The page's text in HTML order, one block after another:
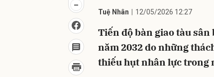
Tuệ Nhân 12/05/2026 12:27
Tiến độ bàn giao tàu
năm 2032 do những
thiếu hụt nhân lực trong